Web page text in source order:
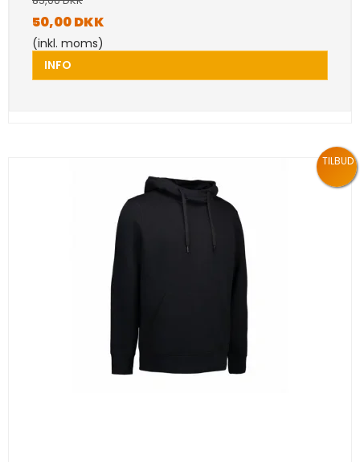
50,00 DKK
(inkl. moms)
INFO
TILBUD